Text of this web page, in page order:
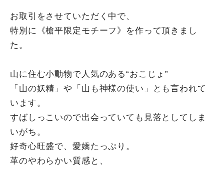
お取引をさせていただく中で、
特別に《槍平限定モチーフ》を作って頂きまし
た。
山に住む小動物で人気のある“おこじょ”
「山の妖精」や「山も神様の使い」とも言われて
います。
すばしっこいので出会っていても見落としてしま
いがち。
好奇心旺盛で、愛嬌たっぷり。
革のやわらかい質感と、